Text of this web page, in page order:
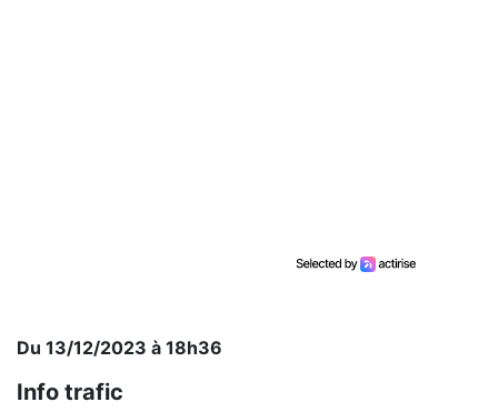
Du 13/12/2023 à 18h36
Info trafic